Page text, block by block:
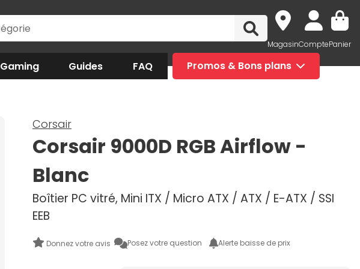
MagasinComptePanier
Gaming Guides FAQ Promos & Bons plans
Corsair
Corsair 9000D RGB Airflow -
Blanc
Boîtier PC vitré, Mini ITX / Micro ATX / ATX / E-ATX / SSI
EEB
Donnez votre avis Posez votre question Alerte baisse de prix